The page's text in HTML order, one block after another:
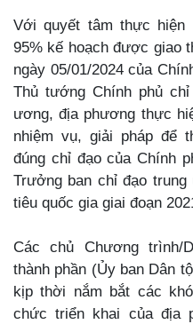
Với quyết tâm thực hiện
95% kế hoạch được giao
ngày 05/01/2024 của
Thủ tướng Chính phủ
ương, địa phương thực
nhiệm vụ, giải pháp để
đúng chỉ đạo của Chính
Trưởng ban chỉ đạo
tiêu quốc gia giai đoạn
Các chủ Chương trình/
thành phần (Ủy ban Dân
kịp thời nắm bắt các
chức triển khai của địa